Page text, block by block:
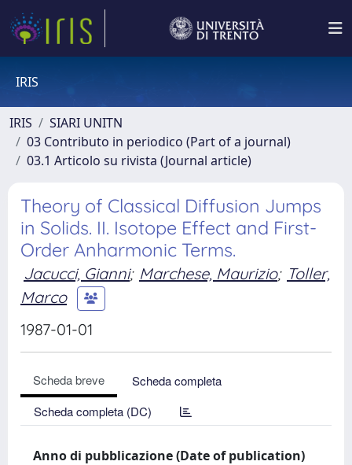
IRIS
IRIS
SIARI UNITN
03 Contributo in periodico (Part of a journal)
03.1 Articolo su rivista (Journal article)
Theory of Classical Diffusion Jumps
in Solids. II. Isotope Effect and First-
Order Anharmonic Terms.
Jacucci, Gianni; Marchese, Maurizio; Toller,
Marco
1987-01-01
Scheda breve
Scheda completa
Scheda completa (DC)
Anno di pubblicazione (Date of publication)